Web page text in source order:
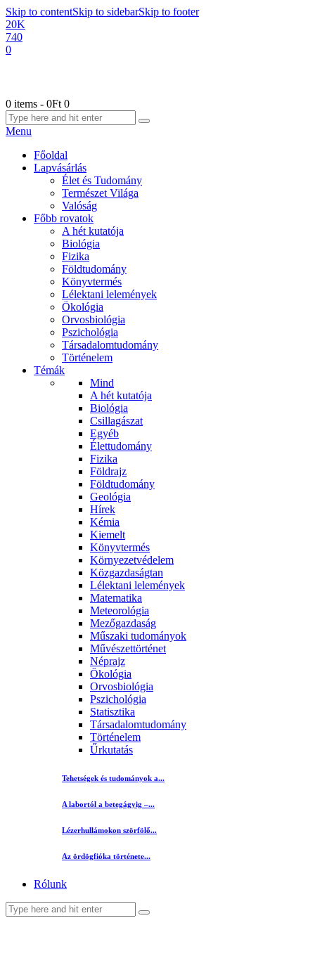
Skip to contentSkip to sidebarSkip to footer
20K
740
0
0 items - 0Ft 0
Menu
Főoldal
Lapvásárlás
Élet és Tudomány
Természet Világa
Valóság
Főbb rovatok
A hét kutatója
Biológia
Fizika
Földtudomány
Könyvtermés
Lélektani lelemények
Ökológia
Orvosbiológia
Pszichológia
Társadalomtudomány
Történelem
Témák
Mind
A hét kutatója
Biológia
Csillagászat
Egyéb
Élettudomány
Fizika
Földrajz
Földtudomány
Geológia
Hírek
Kémia
Kiemelt
Könyvtermés
Környezetvédelem
Közgazdaságtan
Lélektani lelemények
Matematika
Meteorológia
Mezőgazdaság
Műszaki tudományok
Művészettörténet
Néprajz
Ökológia
Orvosbiológia
Pszichológia
Statisztika
Társadalomtudomány
Történelem
Űrkutatás
Tehetségek és tudományok a...
A labortól a betegágyig –...
Lézerhullámokon szörfölő...
Az ördögfióka története...
Rólunk